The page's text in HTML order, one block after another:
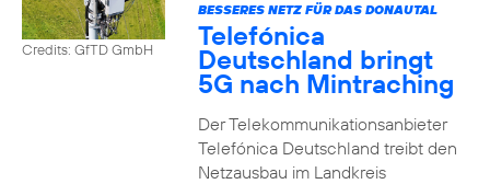
Credits: GfTD GmbH
BESSERES NETZ FÜR DAS DONAUTAL
Telefónica
Deutschland bringt
5G nach Mintraching
Der Telekommunikationsanbieter
Telefónica Deutschland treibt den
Netzausbau im Landkreis